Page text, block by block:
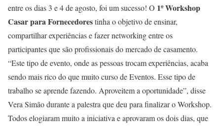
entre os dias 3 e 4 de agosto, foi um sucesso! O 1º Workshop
Casar para Fornecedorestinha o objetivo de ensinar,
compartilhar experiências e fazer networking entre os
participantes que são profissionais do mercado de casamento.
“Este tipo de evento, onde as pessoas trocam experiências, acaba
sendo mais rico do que muito curso de Eventos. Esse tipo de
trabalho se aprende fazendo. Aproveitem a oportunidade”, disse
Vera Simão durante a palestra que deu para finalizar o Workshop.
Todos elogiaram muito a iniciativa e aprovaram os dois dias, que